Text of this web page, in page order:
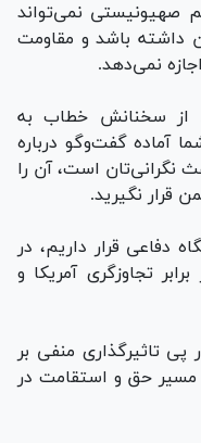
صهیونیستی نمی‌تواند
داشته باشد و مقاومت
نمی‌دهد.
سخنانش خطاب به
آماده گفت‌و‌گو درباره
نگرانی‌تان است، آن را
قرار نگیرید.
دفاعی قرار داریم، در
تجاوزگری آمریکا و
تاثیرگذاری منفی بر
مسیر حق و استقامت در